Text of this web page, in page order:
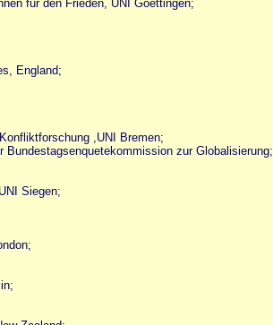
für den Frieden, UNI Goettingen;
England;
,UNI Bremen;
zur Globalisierung;
Siegen;